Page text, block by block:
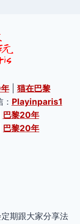
| 猫在巴黎
Playinparis1
巴黎20年
巴黎20年
期跟大家分享法